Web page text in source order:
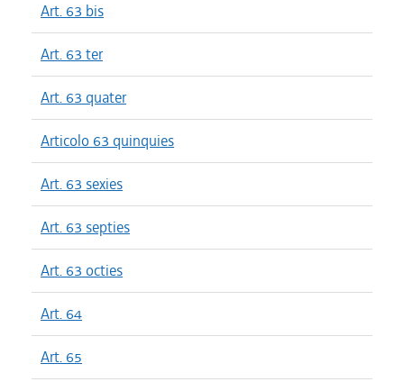
Art. 63 bis
Art. 63 ter
Art. 63 quater
Articolo 63 quinquies
Art. 63 sexies
Art. 63 septies
Art. 63 octies
Art. 64
Art. 65